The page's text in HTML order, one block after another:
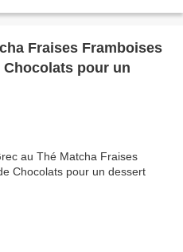
Fraises Framboises
pour un